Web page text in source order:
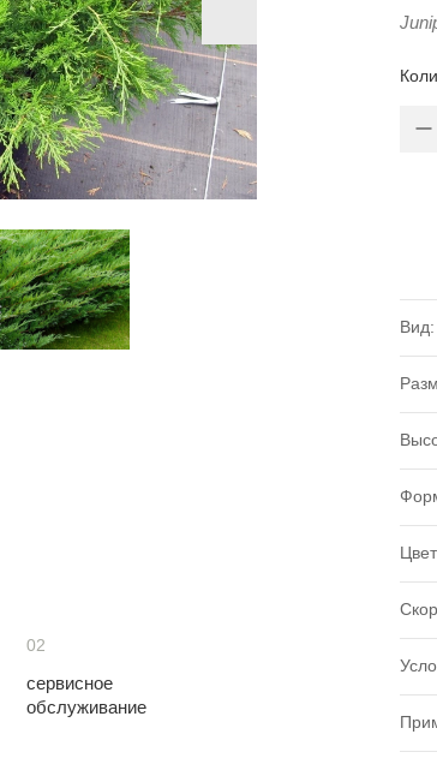
02
сервисное
обслуживание
Вид: